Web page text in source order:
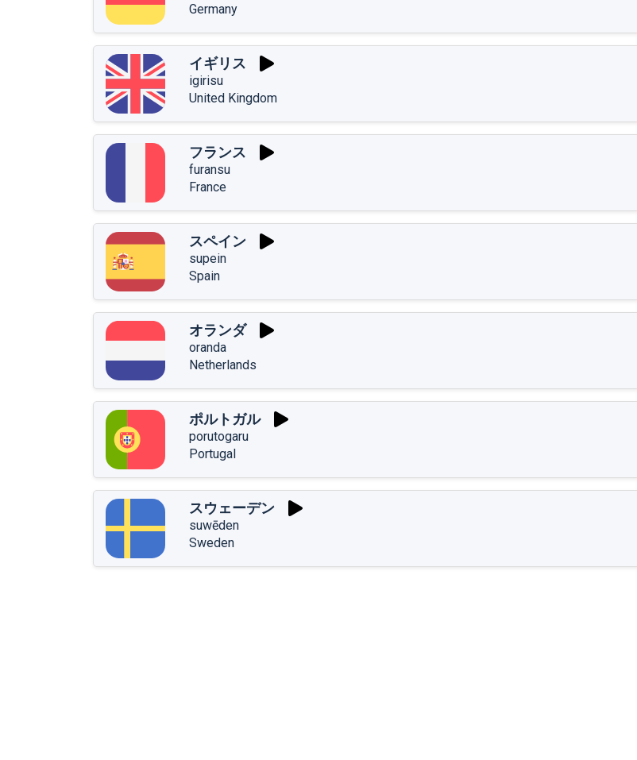
Germany
イギリス
igirisu
United Kingdom
フランス
furansu
France
スペイン
supein
Spain
オランダ
oranda
Netherlands
ポルトガル
porutogaru
Portugal
スウェーデン
suwēden
Sweden